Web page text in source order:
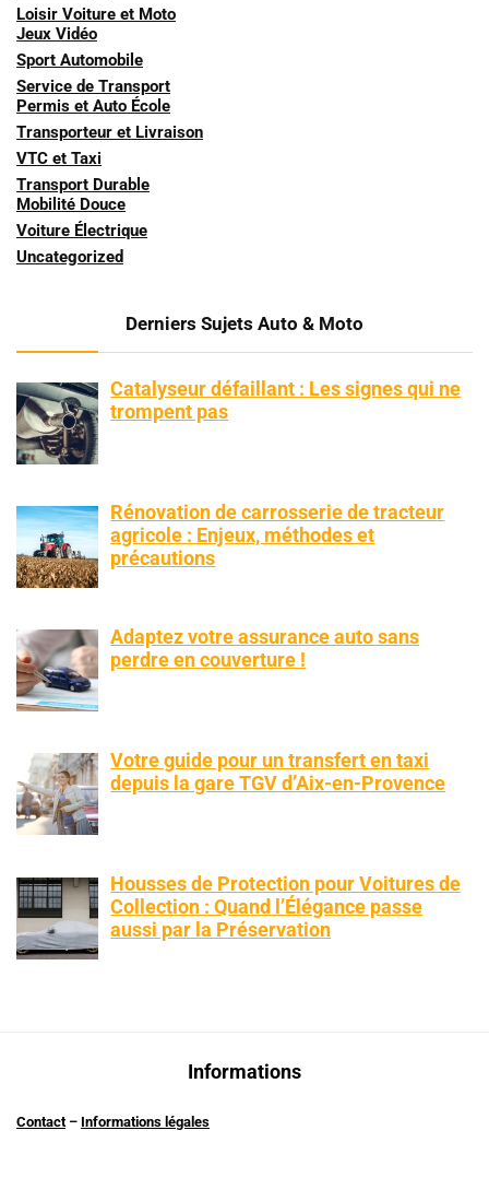
Loisir Voiture et Moto
Jeux Vidéo
Sport Automobile
Service de Transport
Permis et Auto École
Transporteur et Livraison
VTC et Taxi
Transport Durable
Mobilité Douce
Voiture Électrique
Uncategorized
Derniers Sujets Auto & Moto
Catalyseur défaillant : Les signes qui ne
trompent pas
Rénovation de carrosserie de tracteur
agricole : Enjeux, méthodes et
précautions
Adaptez votre assurance auto sans
perdre en couverture !
Votre guide pour un transfert en taxi
depuis la gare TGV d’Aix-en-Provence
Housses de Protection pour Voitures de
Collection : Quand l’Élégance passe
aussi par la Préservation
Informations
Contact – Informations légales